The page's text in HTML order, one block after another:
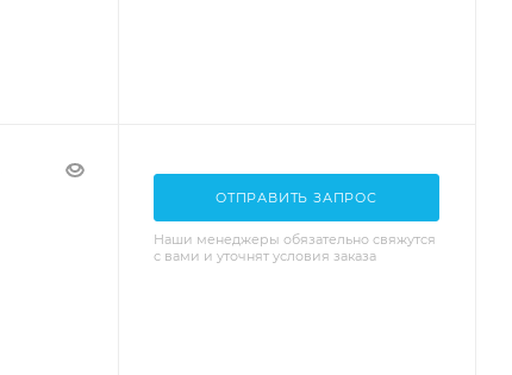
ОТПРАВИТЬ ЗАПРОС
Наши менеджеры обязательно свяжутся
с вами и уточнят условия заказа